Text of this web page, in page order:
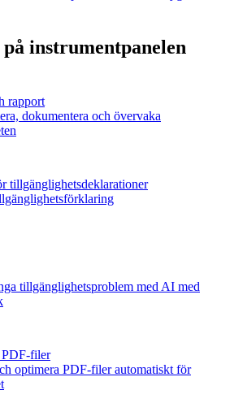
instrumentpanelen
rapport
dokumentera och övervaka
tillgänglighetsdeklarationer
tillgänglighetsproblem med AI med
filer
optimera PDF-filer automatiskt för